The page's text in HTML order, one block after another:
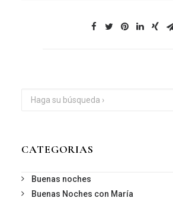
CATEGORIAS
Buenas noches
Buenas Noches con María